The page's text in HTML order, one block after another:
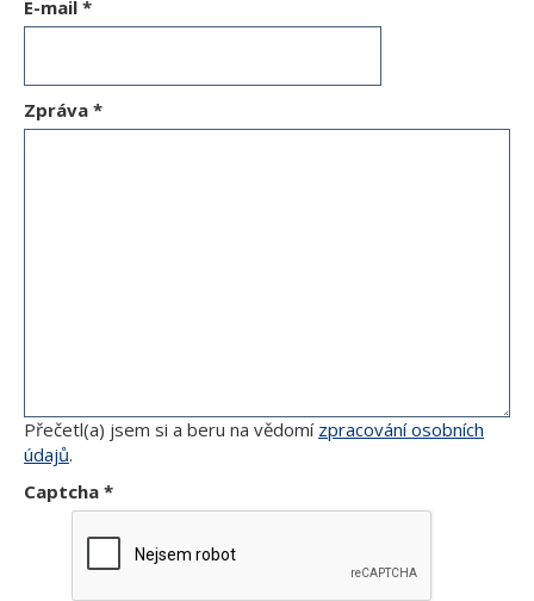
E-mail *
Zpráva *
Přečetl(a) jsem si a beru na vědomí zpracování osobních
údajů.
Captcha *